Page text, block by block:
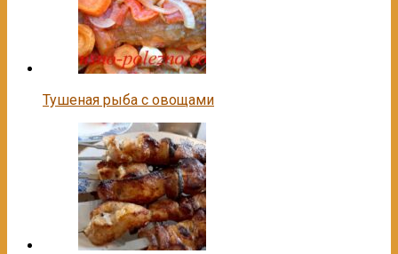
Тушеная рыба с овощами